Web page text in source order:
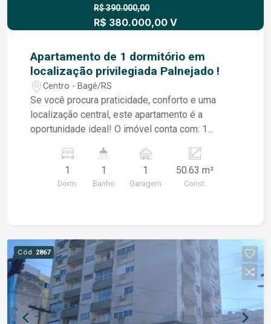
contato para mais informações e agende uma
R$ 390.000,00
R$ 380.000,00 V
Apartamento de 1 dormitório em
localização privilegiada Palnejado !
Centro - Bagé/RS
Se você procura praticidade, conforto e uma
localização central, este apartamento é a
oportunidade ideal! O imóvel conta com: 1
Cozinha com móveis planejados; Banheiro com
box de vidro; Tubulação para gás; Vaga de
garagem. Localizado na Rua Barão do Triunfo, em
comodidade para o seu dia a dia. Ideal para quem
deseja morar bem ou investir em um imóvel com
excelente.
1
Dorm.
1
Banho
1
Garagem
50.63 m²
Const.
Cód. 2867